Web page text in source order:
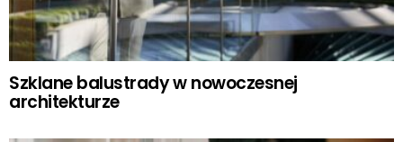
Szklane balustrady w nowoczesnej
architekturze